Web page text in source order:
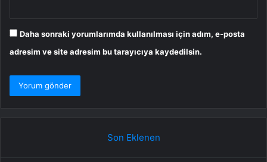
Daha sonraki yorumlarımda kullanılması için adım, e-posta
adresim ve site adresim bu tarayıcıya kaydedilsin.
Son Eklenen